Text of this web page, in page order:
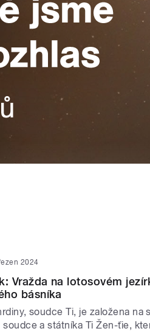
2024
Vražda na lotosovém
básníka
soudce Ti, je založena na
a státníka Ti Žen-ťie,